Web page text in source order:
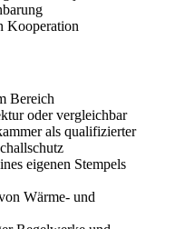
Kooperation
Bereich
oder vergleichbar
als qualifizierter
eigenen Stempels
Wärme- und